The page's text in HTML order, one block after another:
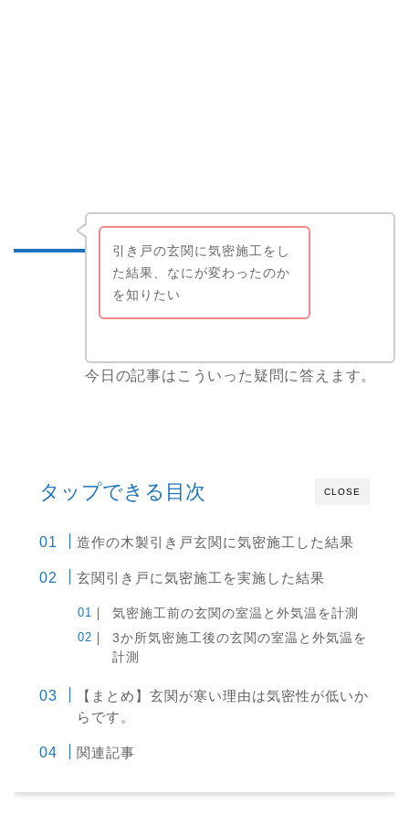
引き戸の玄関に気密施工をし
た結果、なにが変わったのか
を知りたい
今日の記事はこういった疑問に答えます。
CLOSE
タップできる目次
造作の木製引き戸玄関に気密施工した結果
玄関引き戸に気密施工を実施した結果
気密施工前の玄関の室温と外気温を計測
3か所気密施工後の玄関の室温と外気温を
計測
【まとめ】玄関が寒い理由は気密性が低いか
らです。
関連記事